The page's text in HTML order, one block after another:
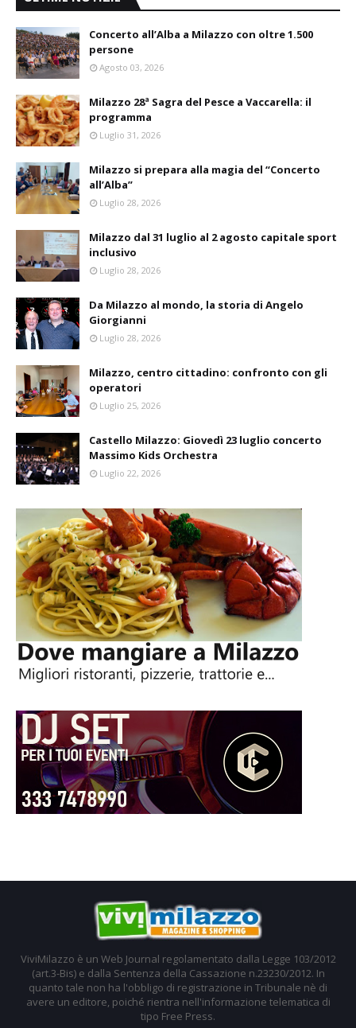
Concerto all’Alba a Milazzo con oltre 1.500
persone
Agosto 03, 2026
Milazzo 28ª Sagra del Pesce a Vaccarella: il
programma
Luglio 31, 2026
Milazzo si prepara alla magia del “Concerto
all’Alba”
Luglio 28, 2026
Milazzo dal 31 luglio al 2 agosto capitale sport
inclusivo
Luglio 28, 2026
Da Milazzo al mondo, la storia di Angelo
Giorgianni
Luglio 28, 2026
Milazzo, centro cittadino: confronto con gli
operatori
Luglio 25, 2026
Castello Milazzo: Giovedì 23 luglio concerto
Massimo Kids Orchestra
Luglio 22, 2026
ViviMilazzo è un Web Journal regolamentato dalla Legge 103/2012
(art.3-Bis) e dalla Sentenza della Cassazione n.23230/2012. In
quanto tale non ha l'obbligo di registrazione in Tribunale nè di
avere un editore, poiché rientra nell'informazione telematica di
tipo Free Press.